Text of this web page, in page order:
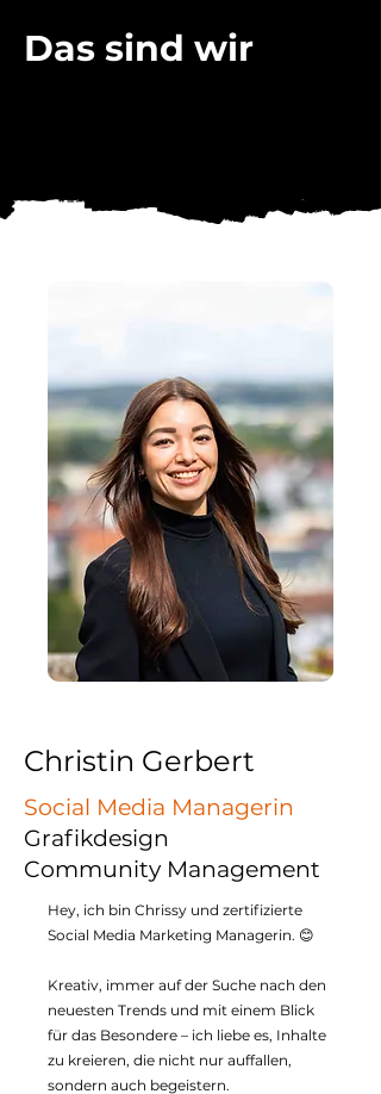
Das sind wir
Christin Gerbert
Social Media Managerin
Grafikdesign
Community Management
Hey, ich bin Chrissy und zertifizierte
Social Media Marketing Managerin. 😊
Kreativ, immer auf der Suche nach den
neuesten Trends und mit einem Blick
für das Besondere – ich liebe es, Inhalte
zu kreieren, die nicht nur auffallen,
sondern auch begeistern.